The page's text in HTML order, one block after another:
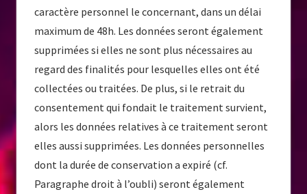
caractère personnel le concernant, dans un délai
maximum de 48h. Les données seront également
supprimées si elles ne sont plus nécessaires au
regard des finalités pour lesquelles elles ont été
collectées ou traitées. De plus, si le retrait du
consentement qui fondait le traitement survient,
alors les données relatives à ce traitement seront
elles aussi supprimées. Les données personnelles
dont la durée de conservation a expiré (cf.
Paragraphe droit à l’oubli) seront également